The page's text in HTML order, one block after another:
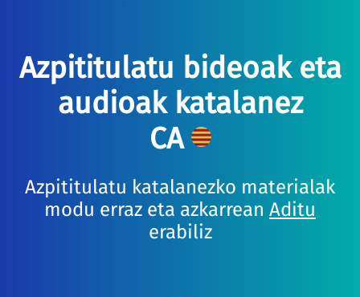
Azpititulatu bideoak eta
audioak katalanez
CA
Azpititulatu katalanezko materialak
modu erraz eta azkarrean Aditu
erabiliz